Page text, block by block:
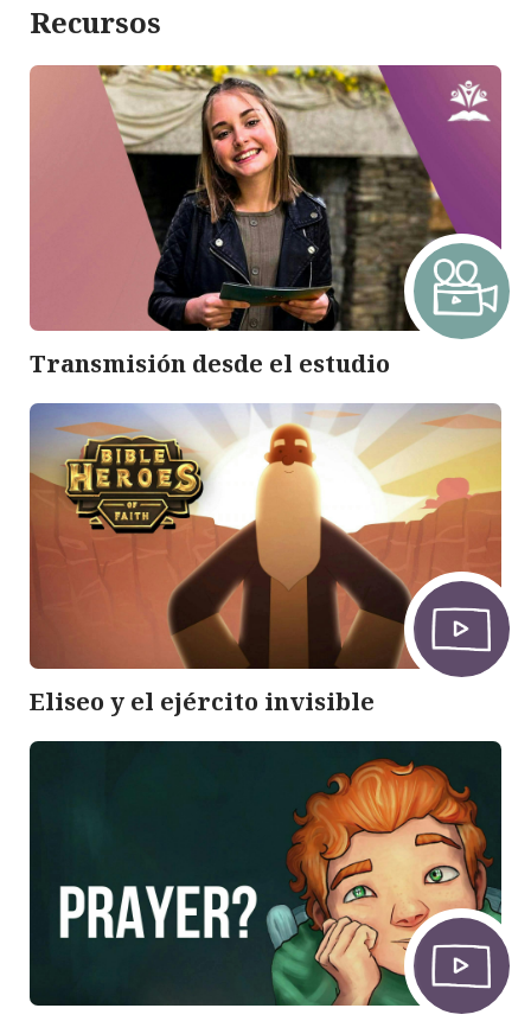
Recursos
Transmisión desde el estudio
Eliseo y el ejército invisible